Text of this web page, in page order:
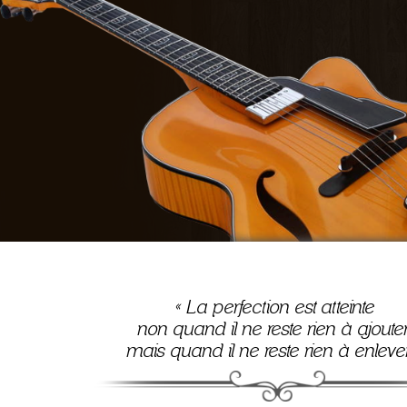
« La perfection est atteinte
non quand il ne reste rien à
mais quand il ne reste rien à